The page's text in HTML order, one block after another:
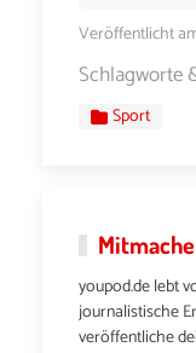
Veröffentlicht
Schlagworte
Sport
youpod.de lebt
journalistische
veröffentliche